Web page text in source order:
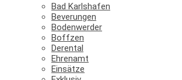
Bad Karlshafen
Beverungen
Bodenwerder
Boffzen
Derental
Ehrenamt
Einsätze